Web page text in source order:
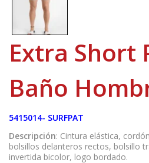
Extra Short
Baño
5415014- SURFPAT
Descripción: Cintura elástica,
bolsillos delanteros rectos, bolsillo
invertida bicolor, logo bordado.